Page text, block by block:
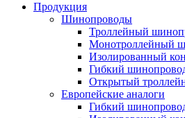
Продукция
Шинопроводы
Троллейный
Монотроллейный
Изолированный
Гибкий
Открытый
Европейские аналоги
Гибкий